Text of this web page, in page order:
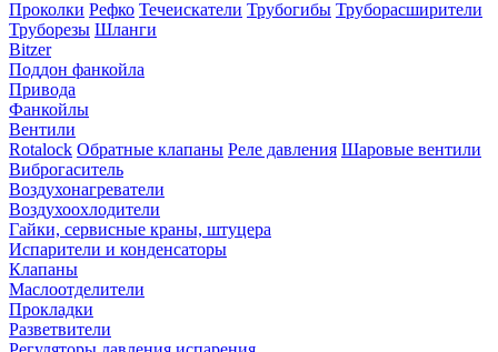
Проколки Рефко Течеискатели Трубогибы Труборасширители
Труборезы Шланги
Bitzer
Поддон фанкойла
Привода
Фанкойлы
Вентили
Rotalock Обратные клапаны Реле давления Шаровые вентили
Виброгаситель
Воздухонагреватели
Воздухоохлодители
Гайки, сервисные краны, штуцера
Испарители и конденсаторы
Клапаны
Маслоотделители
Прокладки
Разветвители